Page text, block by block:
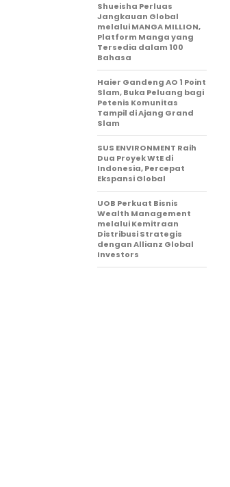
Shueisha Perluas
Jangkauan Global
melalui MANGA MILLION,
Platform Manga yang
Tersedia dalam 100
Bahasa
Haier Gandeng AO 1 Point
Slam, Buka Peluang bagi
Petenis Komunitas
Tampil di Ajang Grand
Slam
SUS ENVIRONMENT Raih
Dua Proyek WtE di
Indonesia, Percepat
Ekspansi Global
UOB Perkuat Bisnis
Wealth Management
melalui Kemitraan
Distribusi Strategis
dengan Allianz Global
Investors